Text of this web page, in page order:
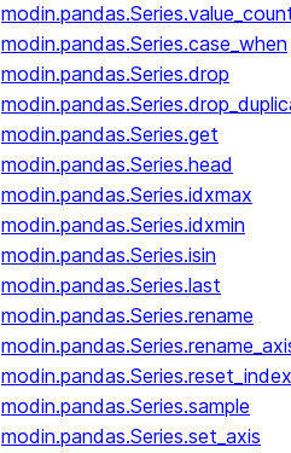
modin.pandas.Series.case_when
modin.pandas.Series.drop
modin.pandas.Series.get
modin.pandas.Series.head
modin.pandas.Series.idxmax
modin.pandas.Series.idxmin
modin.pandas.Series.isin
modin.pandas.Series.last
modin.pandas.Series.rename
modin.pandas.Series.reset_index
modin.pandas.Series.sample
modin.pandas.Series.set_axis